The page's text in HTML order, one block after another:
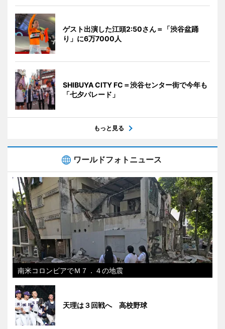
ゲスト出演した江頭2:50さん＝「渋谷盆踊
り」に6万7000人
SHIBUYA CITY FC＝渋谷センター街で今年も
「七夕パレード」
もっと見る
ワールドフォトニュース
南米コロンビアでＭ７．４の地震
天理は３回戦へ 高校野球